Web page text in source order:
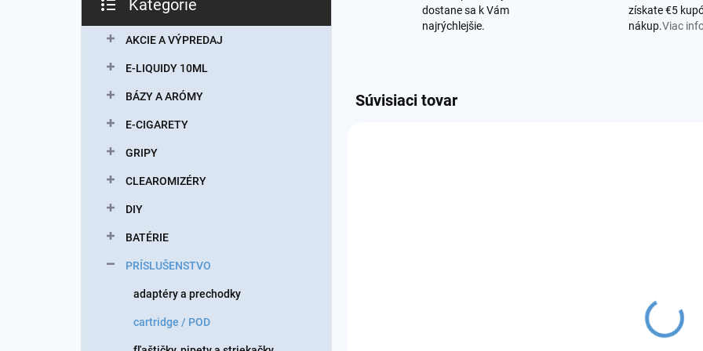
kategórie
Kategórie
AKCIE A VÝPREDAJ
E-LIQUIDY 10ML
BÁZY A ARÓMY
E-CIGARETY
GRIPY
CLEAROMIZÉRY
DIY
BATÉRIE
PRÍSLUŠENSTVO
adaptéry a prechodky
cartridge / POD
dostane sa k Vám
najrýchlejšie.
získate €5
nákup.Viac
Súvisiaci tovar